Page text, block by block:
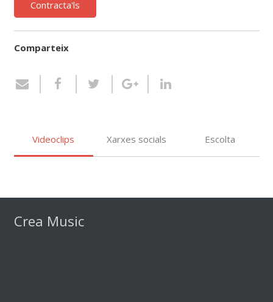
Contracta'ls
Comparteix
Videoclips Xarxes socials Escolta
Crea Music